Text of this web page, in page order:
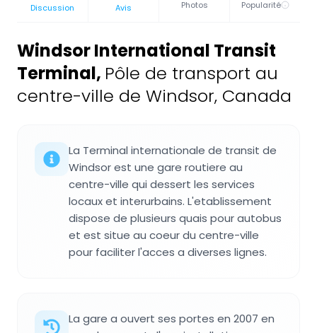
Discussion Avis Photos Popularité
Windsor International Transit
Terminal, Pôle de transport au
centre-ville de Windsor, Canada
La Terminal internationale de transit de
Windsor est une gare routiere au
centre-ville qui dessert les services
locaux et interurbains. L'etablissement
dispose de plusieurs quais pour autobus
et est situe au coeur du centre-ville
pour faciliter l'acces a diverses lignes.
La gare a ouvert ses portes en 2007 en